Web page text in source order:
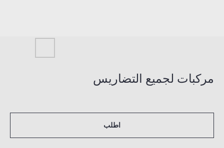
مركبات لجميع التضاريس
اطلب